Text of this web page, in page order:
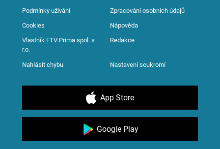
Podmínky užívání Zpracování osobních údajů
Cookies Nápověda
Vlastník FTV Prima spol. s
r.o.
Redakce
Nahlásit chybu Nastavení soukromí
App Store
Google Play